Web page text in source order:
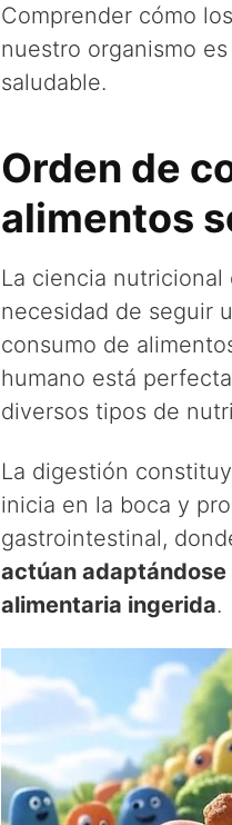
Comprender cómo
nuestro organismo
saludable.
Orden de
alimentos
La ciencia
necesidad de seguir
consumo de
humano está
diversos tipos de
La digestión
inicia en la boca y
gastrointestinal,
actúan adaptándose
alimentaria ingerida.